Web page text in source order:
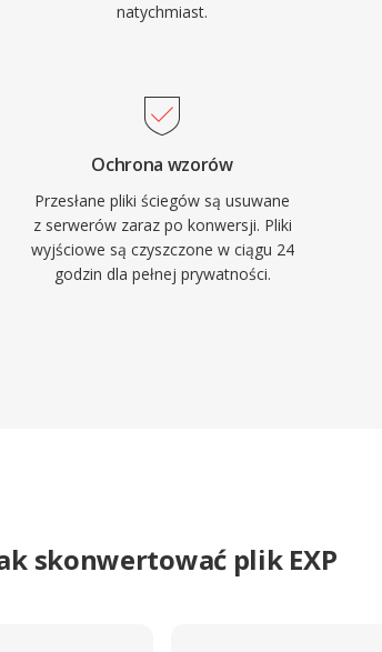
natychmiast.
Ochrona wzorów
Przesłane pliki ściegów są usuwane
z serwerów zaraz po konwersji. Pliki
wyjściowe są czyszczone w ciągu 24
godzin dla pełnej prywatności.
skonwertować plik EXP